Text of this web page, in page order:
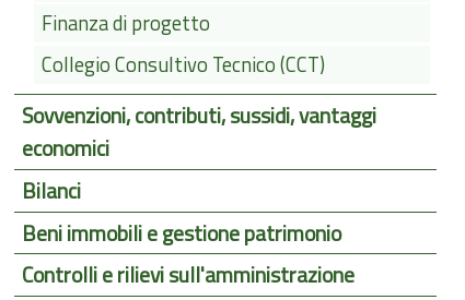
Finanza di progetto
Collegio Consultivo Tecnico (CCT)
Sovvenzioni, contributi, sussidi, vantaggi
economici
Bilanci
Beni immobili e gestione patrimonio
Controlli e rilievi sull'amministrazione